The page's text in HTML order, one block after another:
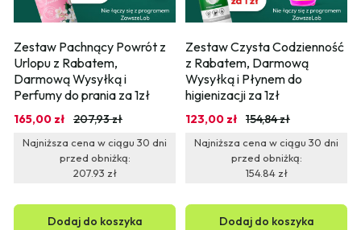
Zestaw Pachnący Powrót z
Urlopu z Rabatem,
Darmową Wysyłką i
Perfumy do prania za 1zł
165,00 zł 207,93 zł
Najniższa cena w ciągu 30 dni
przed obniżką:
207.93 zł
Dodaj do koszyka
Zestaw Czysta Codzienność
z Rabatem, Darmową
Wysyłką i Płynem do
higienizacji za 1zł
123,00 zł 154,84 zł
Najniższa cena w ciągu 30 dni
przed obniżką:
154.84 zł
Dodaj do koszyka